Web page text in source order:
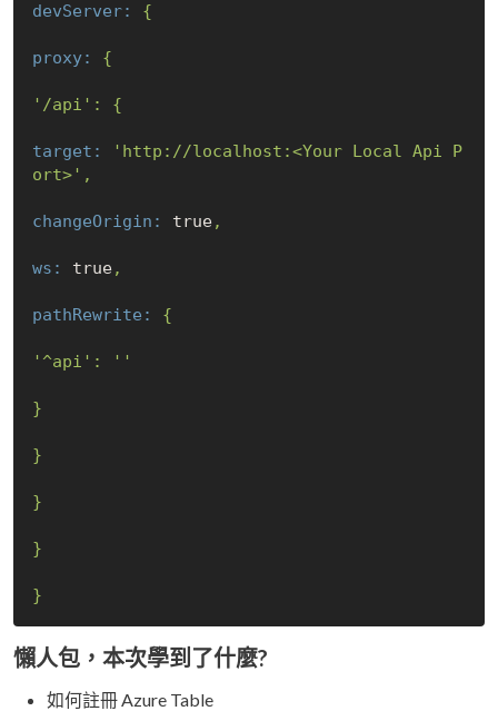
devServer: {
proxy: {
'/api' : {
target:
'http://localhost:<Your Local Api P
ort>' ,
changeOrigin: true,
ws: true,
pathRewrite: {
'^api' : ''
}
}
}
}
}
懶人包，本次學到了什麼?
如何註冊 Azure Table